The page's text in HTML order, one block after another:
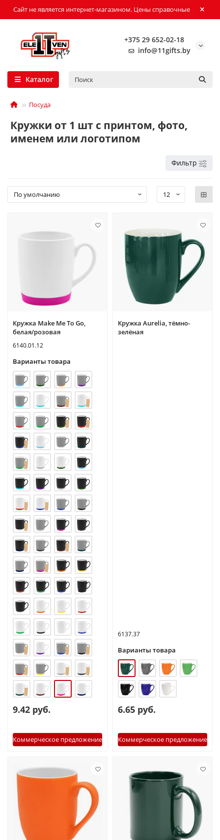
Сайт не является интернет-магазином. Цены справочные
+375 29 652-02-18
info@11gifts.by
Каталог
Посуда
Кружки от 1 шт с принтом, фото,
именем или логотипом
Фильтр
Кружка Make Me To Go,
белая/розовая
6140.01.12
Варианты товара
9.42 руб.
Коммерческое предложение
Кружка Aurelia, тёмно-
зелёная
6137.37
Варианты товара
6.65 руб.
Коммерческое предложение